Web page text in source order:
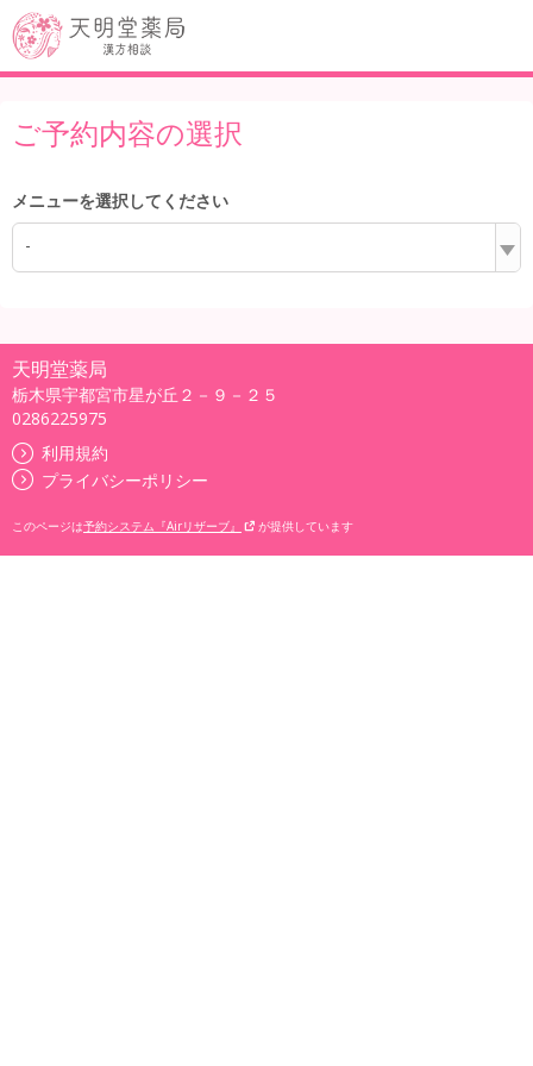
ご予約内容の選択
メニューを選択してください
-
天明堂薬局
栃木県宇都宮市星が丘２－９－２５
0286225975
利用規約
プライバシーポリシー
このページは予約システム『Airリザーブ』 が提供しています